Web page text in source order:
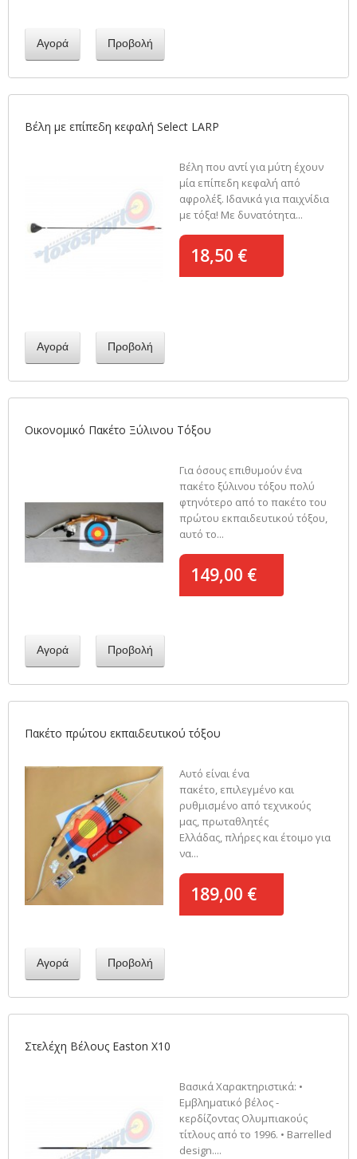
Αγορά Προβολή
Βέλη με επίπεδη κεφαλή Select LARP
Βέλη που αντί για μύτη έχουν
μία επίπεδη κεφαλή από
αφρολέξ. Ιδανικά για παιχνίδια
με τόξα! Με δυνατότητα...
18,50 €
Αγορά Προβολή
Οικονομικό Πακέτο Ξύλινου Τόξου
Για όσους επιθυμούν ένα
πακέτο ξύλινου τόξου πολύ
φτηνότερο από το πακέτο του
πρώτου εκπαιδευτικού τόξου,
αυτό το...
149,00 €
Αγορά Προβολή
Πακέτο πρώτου εκπαιδευτικού τόξου
Αυτό είναι ένα
πακέτο, επιλεγμένο και
ρυθμισμένο από τεχνικούς
μας, πρωταθλητές
Ελλάδας, πλήρες και έτοιμο για
να...
189,00 €
Αγορά Προβολή
Στελέχη Βέλους Easton Χ10
Βασικά Χαρακτηριστικά: •
Εμβληματικό βέλος -
κερδίζοντας Ολυμπιακούς
τίτλους από το 1996. • Barrelled
design....